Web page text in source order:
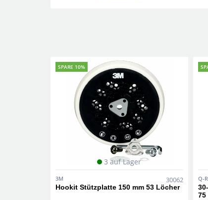
SPARE 10%
3 auf Lager
3M 30062
Hookit Stützplatte 150 mm 53 Löcher
Q-
75